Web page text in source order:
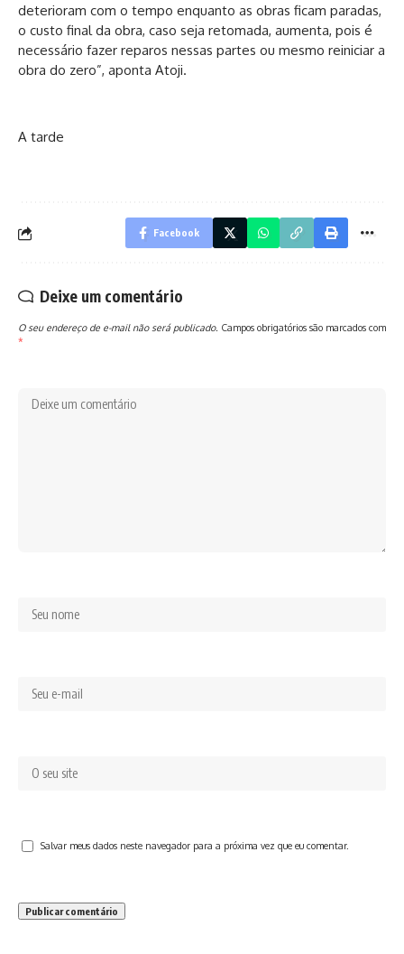
deterioram com o tempo enquanto as obras ficam paradas,
o custo final da obra, caso seja retomada, aumenta, pois é
necessário fazer reparos nessas partes ou mesmo reiniciar a
obra do zero”, aponta Atoji.
A tarde
Facebook
Deixe um comentário
O seu endereço de e-mail não será publicado. Campos obrigatórios são marcados com
*
Salvar meus dados neste navegador para a próxima vez que eu comentar.